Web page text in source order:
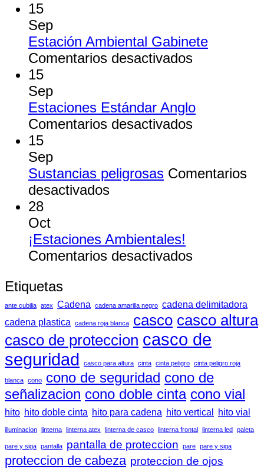
15
Sep
Estación Ambiental Gabinete
Comentarios desactivadosen
Gabinete
15
Sep
Estaciones Estándar Anglo
Comentarios desactivadosen
Anglo
15
Sep
Sustancias peligrosas Comentarios
desactivadosen
28
Oct
¡Estaciones Ambientales!
Comentarios desactivadosen
Etiquetas
ante cubilia atex Cadena cadena amarilla negro cadena delimitadora
cadena plastica cadena roja blanca casco casco altura
casco de proteccion casco de
seguridad
casco para altura cinta cinta peligro cinta peligro roja
blanca cono cono de seguridad cono de
señalizacion cono doble cinta cono vial
hito hito doble cinta hito para cadena hito vertical hito vial
illuminacion linterna linterna atex linterna de casco linterna frontal linterna led paleta
pare y siga pantalla pantalla de proteccion pare pare y siga
proteccion de cabeza proteccion de ojos